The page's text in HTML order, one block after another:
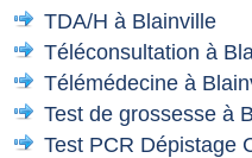
TDA/H à Blainville
Téléconsultation à
Télémédecine à
Test de grossesse à
Test PCR Dépistage